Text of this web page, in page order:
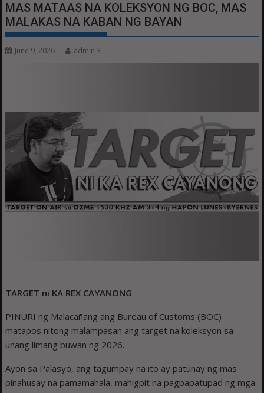
MAS MATAAS NA KOLEKSYON NG BOC, MAS
MALAKAS NA KABAN NG BAYAN
June 9, 2026 admin 3
TARGET ni KA REX CAYANONG
PINURI ng Malacañang ang Bureau of Customs (BOC)
matapos nitong malampasan ang target na koleksyon sa
unang limang buwan ng 2026.
Ayon sa Palasyo, ang tagumpay na ito ay patunay ng mas
pinahusay na pamamahala, mahigpit na pagpapatupad ng mga